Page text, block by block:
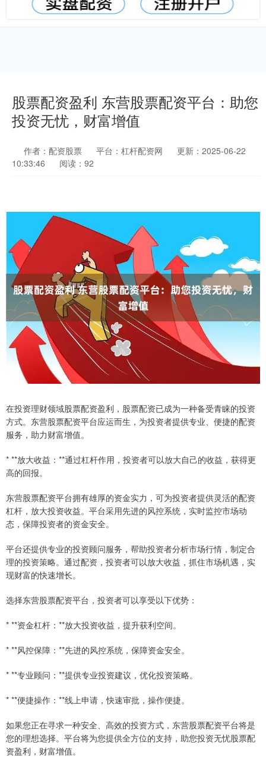
股票配资盈利 东营股票配资平台：助您
投资无忧，财富增值
作者：配资股票 平台：杠杆配资网
更新：2025-06-22
10:33:46
阅读：92
在投资理财领域股票配资盈利，股票配资已成为一种备受青睐的投资
方式。东营股票配资平台应运而生，为投资者提供专业、便捷的配资
服务，助力财富增值。
* **放大收益：**通过杠杆作用，投资者可以放大自己的收益，获得更
高的回报。
东营股票配资平台拥有雄厚的资金实力，可为投资者提供灵活的配资
杠杆，放大投资收益。平台采用先进的风控系统，实时监控市场动
态，保障投资者的资金安全。
平台还提供专业的投资顾问服务，帮助投资者分析市场行情，制定合
理的投资策略。通过配资，投资者可以放大收益，抓住市场机遇，实
现财富的快速增长。
选择东营股票配资平台，投资者可以享受以下优势：
* **资金杠杆：**放大投资收益，提升获利空间。
* **风控保障：**先进的风控系统，保障资金安全。
* **专业顾问：**提供专业投资建议，优化投资策略。
* **便捷操作：**线上申请，快速审批，操作便捷。
如果您正在寻求一种安全、高效的投资方式，东营股票配资平台将是
您的理想选择。平台将为您提供全方位的支持，助您投资无忧股票配
资盈利，财富增值。